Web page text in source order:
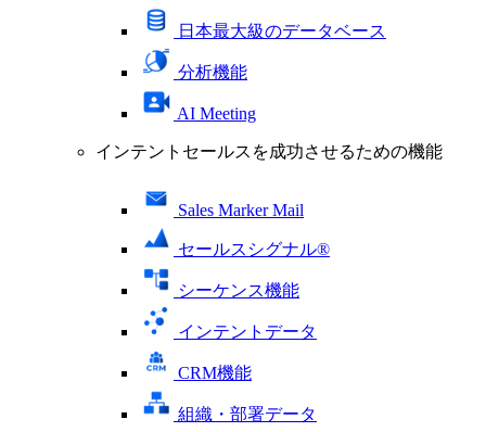
日本最大級のデータベース
分析機能
AI Meeting
インテントセールスを成功させるための機能
Sales Marker Mail
セールスシグナル®
シーケンス機能
インテントデータ
CRM機能
組織・部署データ